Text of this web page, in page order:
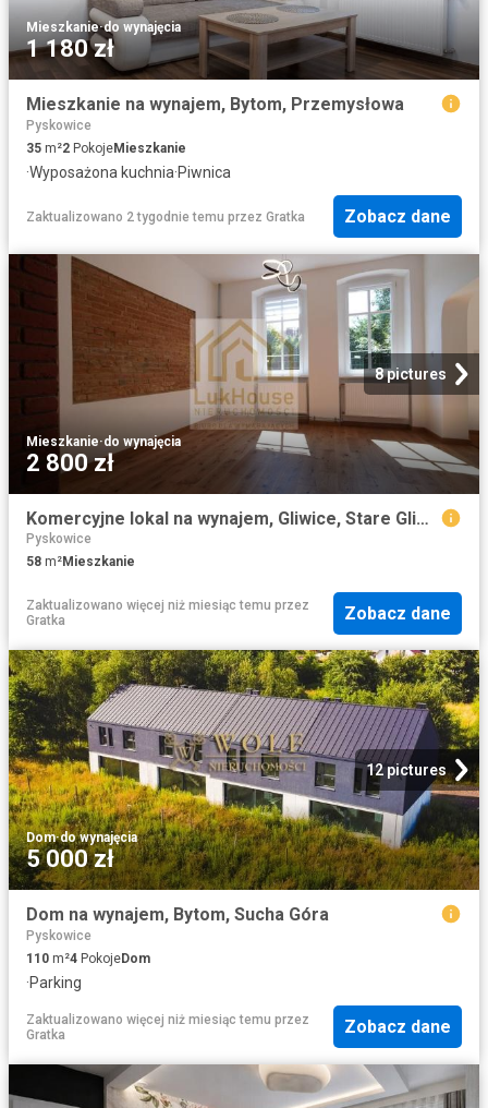
Mieszkanie·do wynajęcia
1 180 zł
Mieszkanie na wynajem, Bytom, Przemysłowa
Pyskowice
35 m²2 PokojeMieszkanie
·Wyposażona kuchnia·Piwnica
Zaktualizowano 2 tygodnie temu przez Gratka Zobacz dane
8 pictures
Mieszkanie·do wynajęcia
2 800 zł
Komercyjne lokal na wynajem, Gliwice, Stare Gliwice, Wiejska
Pyskowice
58 m²Mieszkanie
Zaktualizowano więcej niż miesiąc temu przez
Gratka
Zobacz dane
12 pictures
Dom·do wynajęcia
5 000 zł
Dom na wynajem, Bytom, Sucha Góra
Pyskowice
110 m²4 PokojeDom
·Parking
Zaktualizowano więcej niż miesiąc temu przez
Gratka
Zobacz dane